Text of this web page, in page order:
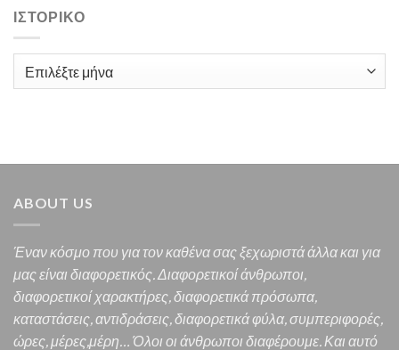
ΙΣΤΟΡΙΚΌ
Ιστορικό
ABOUT US
Έναν κόσμο που για τον καθένα σας ξεχωριστά άλλα και για
μας είναι διαφορετικός.Διαφορετικοί άνθρωποι,
διαφορετικοί χαρακτήρες,διαφορετικά πρόσωπα,
καταστάσεις, αντιδράσεις, διαφορετικά φύλα, συμπεριφορές,
ώρες, μέρες,μέρη… Όλοι οι άνθρωποι διαφέρουμε. Και αυτό